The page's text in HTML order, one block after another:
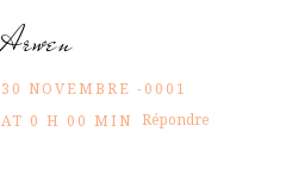
Arwen
30 NOVEMBRE -0001
AT 0 H 00 MIN Répondre